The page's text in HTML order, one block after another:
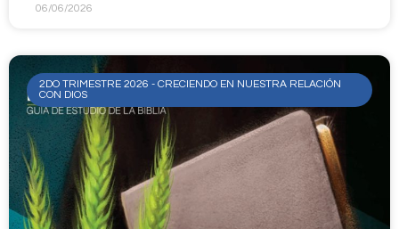
06/06/2026
2DO TRIMESTRE 2026 - CRECIENDO EN NUESTRA RELACIÓN
CON DIOS